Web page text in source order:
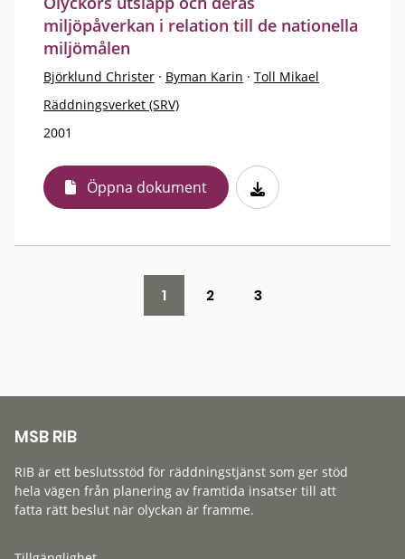
miljöpåverkan i relation till de nationella
miljömålen
Björklund Christer · Byman Karin · Toll Mikael
Räddningsverket (SRV)
2001
Öppna dokument
1 2 3
MSB RIB
RIB är ett beslutsstöd för räddningstjänst som ger stöd
hela vägen från planering av framtida insatser till att
fatta rätt beslut när olyckan är framme.